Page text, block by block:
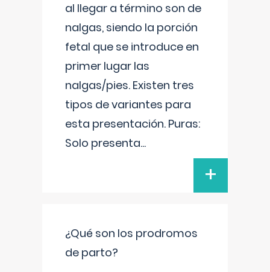
al llegar a término son de
nalgas, siendo la porción
fetal que se introduce en
primer lugar las
nalgas/pies. Existen tres
tipos de variantes para
esta presentación. Puras:
Solo presenta...
+
¿Qué son los prodromos
de parto?